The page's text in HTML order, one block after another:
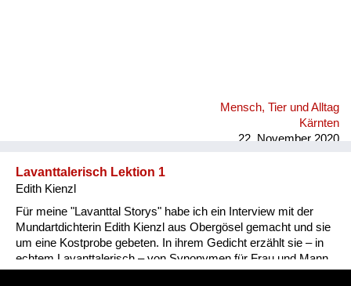
Mensch, Tier und Alltag
Kärnten
22. November 2020
Lavanttalerisch Lektion 1
Edith Kienzl
Für meine "Lavanttal Storys" habe ich ein Interview mit der
Mundartdichterin Edith Kienzl aus Obergösel gemacht und sie
um eine Kostprobe gebeten. In ihrem Gedicht erzählt sie – in
echtem Lavanttalerisch – von Synonymen für Frau und Mann.